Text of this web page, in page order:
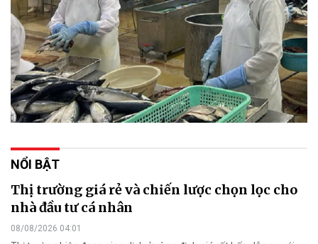
NỔI BẬT
Thị trường giá rẻ và chiến lược chọn lọc cho
nhà đầu tư cá nhân
08/08/2026 04:01